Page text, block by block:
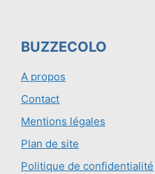
BUZZECOLO
A propos
Contact
Mentions légales
Plan de site
Politique de confidentialité